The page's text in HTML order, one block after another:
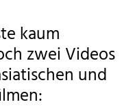
kaum
zwei Videos
und